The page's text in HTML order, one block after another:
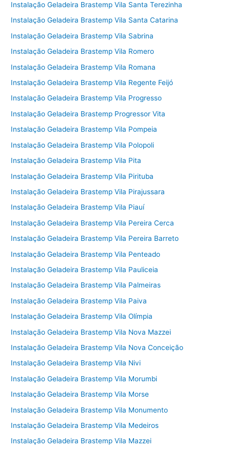
Instalação Geladeira Brastemp Vila Santa Terezinha
Instalação Geladeira Brastemp Vila Santa Catarina
Instalação Geladeira Brastemp Vila Sabrina
Instalação Geladeira Brastemp Vila Romero
Instalação Geladeira Brastemp Vila Romana
Instalação Geladeira Brastemp Vila Regente Feijó
Instalação Geladeira Brastemp Vila Progresso
Instalação Geladeira Brastemp Progressor Vita
Instalação Geladeira Brastemp Vila Pompeia
Instalação Geladeira Brastemp Vila Polopoli
Instalação Geladeira Brastemp Vila Pita
Instalação Geladeira Brastemp Vila Pirituba
Instalação Geladeira Brastemp Vila Pirajussara
Instalação Geladeira Brastemp Vila Piauí
Instalação Geladeira Brastemp Vila Pereira Cerca
Instalação Geladeira Brastemp Vila Pereira Barreto
Instalação Geladeira Brastemp Vila Penteado
Instalação Geladeira Brastemp Vila Pauliceia
Instalação Geladeira Brastemp Vila Palmeiras
Instalação Geladeira Brastemp Vila Paiva
Instalação Geladeira Brastemp Vila Olímpia
Instalação Geladeira Brastemp Vila Nova Mazzei
Instalação Geladeira Brastemp Vila Nova Conceição
Instalação Geladeira Brastemp Vila Nivi
Instalação Geladeira Brastemp Vila Morumbi
Instalação Geladeira Brastemp Vila Morse
Instalação Geladeira Brastemp Vila Monumento
Instalação Geladeira Brastemp Vila Medeiros
Instalação Geladeira Brastemp Vila Mazzei